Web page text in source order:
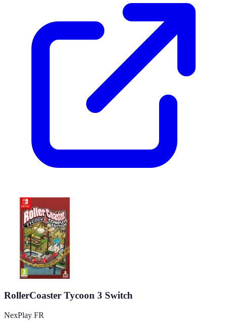
RollerCoaster Tycoon 3 Switch
NexPlay FR